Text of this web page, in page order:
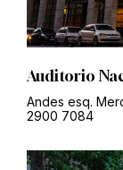
Auditorio
Andes esq.
2900 7084